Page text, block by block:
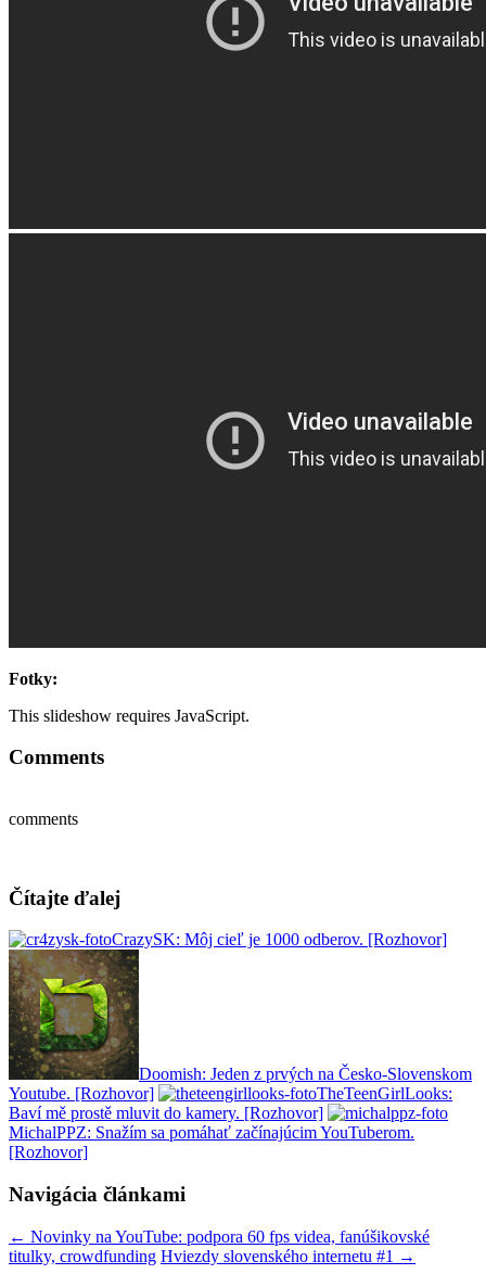
Fotky:
This slideshow requires JavaScript.
Comments
comments
Čítajte ďalej
CrazySK: Môj cieľ je 1000 odberov. [Rozhovor]
Doomish: Jeden z prvých na Česko-Slovenskom
Youtube. [Rozhovor]
TheTeenGirlLooks:
Baví mě prostě mluvit do kamery. [Rozhovor]
MichalPPZ: Snažím sa pomáhať začínajúcim YouTuberom.
[Rozhovor]
Navigácia článkami
← Novinky na YouTube: podpora 60 fps videa, fanúšikovské
titulky, crowdfunding Hviezdy slovenského internetu #1 →